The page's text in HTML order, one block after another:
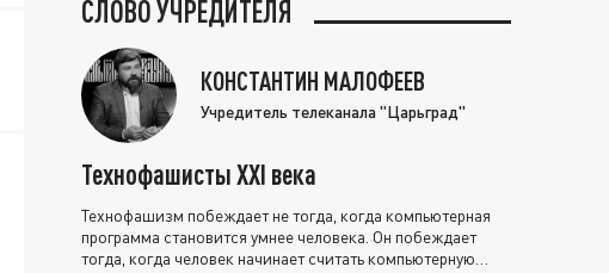
СЛОВО УЧРЕДИТЕЛЯ
КОНСТАНТИН МАЛОФЕЕВ
Учредитель телеканала "Царьград"
Технофашисты XXI века
Технофашизм побеждает не тогда, когда компьютерная
программа становится умнее человека. Он побеждает
тогда, когда человек начинает считать компьютерную